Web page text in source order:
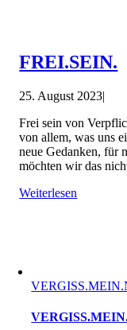
FREI.SEIN.
25. August 2023|
Frei sein von
von allem, was uns
neue Gedanken, für
möchten wir das
Weiterlesen